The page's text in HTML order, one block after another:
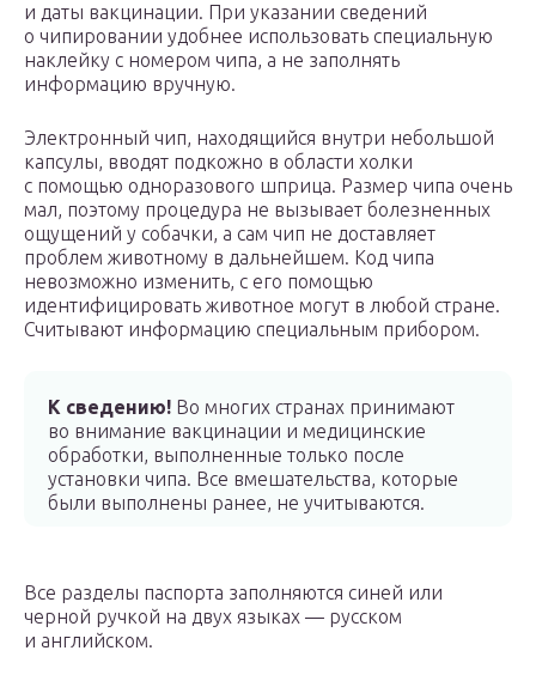
и даты вакцинации. При указании сведений
о чипировании удобнее использовать специальную
наклейку с номером чипа, а не заполнять
информацию вручную.
Электронный чип, находящийся внутри небольшой
капсулы, вводят подкожно в области холки
с помощью одноразового шприца. Размер чипа очень
мал, поэтому процедура не вызывает болезненных
ощущений у собачки, а сам чип не доставляет
проблем животному в дальнейшем. Код чипа
невозможно изменить, с его помощью
идентифицировать животное могут в любой стране.
Считывают информацию специальным прибором.
К сведению! Во многих странах принимают
во внимание вакцинации и медицинские
обработки, выполненные только после
установки чипа. Все вмешательства, которые
были выполнены ранее, не учитываются.
Все разделы паспорта заполняются синей или
черной ручкой на двух языках — русском
и английском.